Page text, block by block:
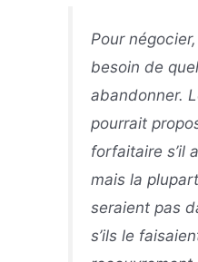
Pour
besoin de
abandonner.
pourrait
forfaitaire s’il
mais la
seraient pas
s’ils le